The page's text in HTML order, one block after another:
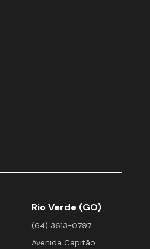
Rio Verde (GO)
(64) 3613-0797
Avenida Capitão